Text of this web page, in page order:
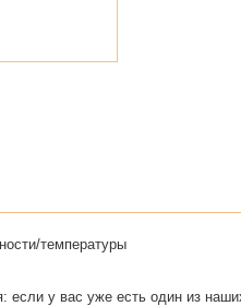
температуры
у вас уже есть один из